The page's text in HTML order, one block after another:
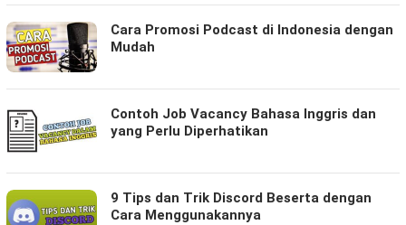
Cara Promosi Podcast di Indonesia dengan
Mudah
Contoh Job Vacancy Bahasa Inggris dan
yang Perlu Diperhatikan
9 Tips dan Trik Discord Beserta dengan
Cara Menggunakannya